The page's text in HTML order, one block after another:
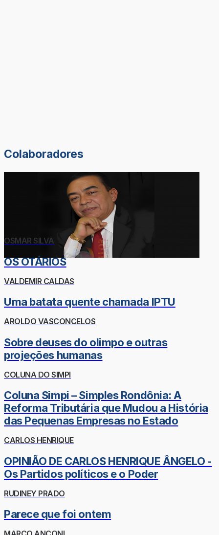
Colaboradores
OSMAR SILVA
OS OTÁRIOS
VALDEMIR CALDAS
Uma batata quente chamada IPTU
AROLDO VASCONCELOS
Sobre deuses do olimpo e outras
projeções humanas
COLUNA DO SIMPI
Coluna Simpi – Simples Rondônia: A
Reforma Tributária que Mudou a História
das Pequenas Empresas no Estado
CARLOS HENRIQUE
OPINIÃO DE CARLOS HENRIQUE ÂNGELO -
Os Partidos políticos e o Poder
RUDINEY PRADO
Parece que foi ontem